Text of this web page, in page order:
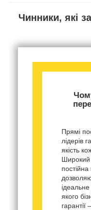
Чинники, які
Прямі
лідерів
якість
Широкий
постійна
якого